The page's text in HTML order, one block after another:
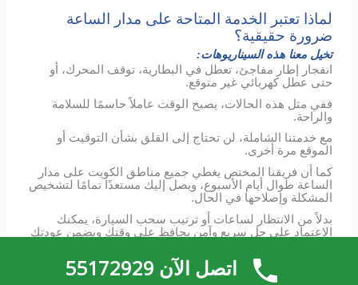
لماذا تعتبر الخدمة المتاحة على مدار الساعة
ضرورة حقيقية؟
تخيل معنا هذه السيناريوهات:
انفجار إطار مفاجئ، تعطل في البطارية، توقف المحرك، أو
حتى عطل كهربائي غير متوقع.
ففي مثل هذه الحالات، يصبح الوقت عاملاً حاسمًا للسلامة
والراحة.
مع خدمتنا الشاملة، لن تحتاج إلى القلق بشأن التوقيت أو
الموقع مرة أخرى.
كما أن فريقنا المختص يغطي جميع مناطق الكويت على مدار
الساعة طوال أيام الأسبوع، ويصل إليك مستعدًا تمامًا لتشخيص
المشكلة وإصلاحها في الحال.
بدلاً من الانتظار لساعات أو ترتيب سحب السيارة، يمكنك
الاعتماد على حل سريع وآمن يحافظ على وقتك ويضمن عودتك
اتصل الآن 55172929